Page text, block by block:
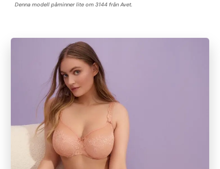
Denna modell påminner lite om 3144 från Avet.